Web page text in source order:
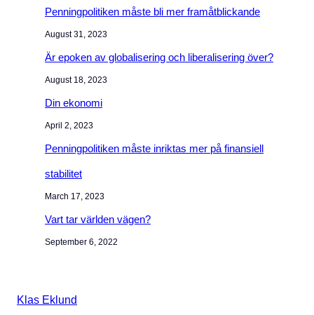
Penningpolitiken måste bli mer framåtblickande
August 31, 2023
Är epoken av globalisering och liberalisering över?
August 18, 2023
Din ekonomi
April 2, 2023
Penningpolitiken måste inriktas mer på finansiell
stabilitet
March 17, 2023
Vart tar världen vägen?
September 6, 2022
Klas Eklund